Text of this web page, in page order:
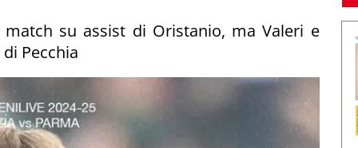
su assist di Oristanio, ma Valeri e
Pecchia